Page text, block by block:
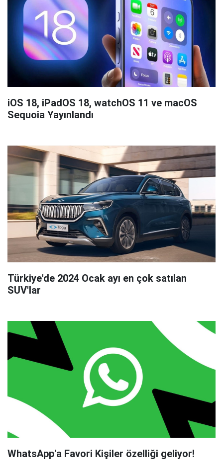
iOS 18, iPadOS 18, watchOS 11 ve macOS
Sequoia Yayınlandı
Türkiye'de 2024 Ocak ayı en çok satılan
SUV'lar
WhatsApp'a Favori Kişiler özelliği geliyor!